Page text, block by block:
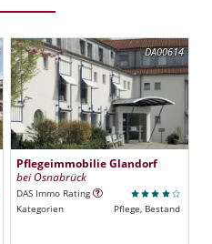
DA00614
Pflegeimmobilie Glandorf
bei Osnabrück
DAS Immo Rating
Kategorien
Pflege, Bestand